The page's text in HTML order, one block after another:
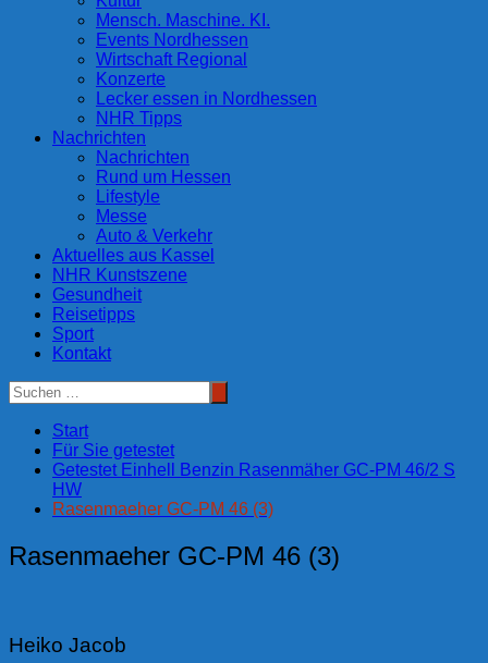
Mensch. Maschine. KI.
Events Nordhessen
Wirtschaft Regional
Konzerte
Lecker essen in Nordhessen
NHR Tipps
Nachrichten
Nachrichten
Rund um Hessen
Lifestyle
Messe
Auto & Verkehr
Aktuelles aus Kassel
NHR Kunstszene
Gesundheit
Reisetipps
Sport
Kontakt
Start
Für Sie getestet
Getestet Einhell Benzin Rasenmäher GC-PM 46/2 S
HW
Rasenmaeher GC-PM 46 (3)
Rasenmaeher GC-PM 46 (3)
Heiko Jacob